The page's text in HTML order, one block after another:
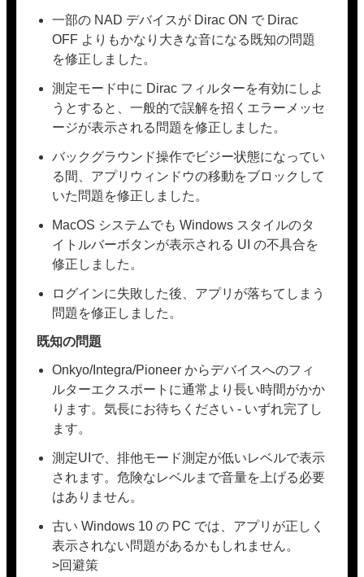
一部の NAD デバイスが Dirac ON で Dirac
OFF よりもかなり大きな音になる既知の問題
を修正しました。
測定モード中に Dirac フィルターを有効にしよ
うとすると、一般的で誤解を招くエラーメッセ
ージが表示される問題を修正しました。
バックグラウンド操作でビジー状態になってい
る間、アプリウィンドウの移動をブロックして
いた問題を修正しました。
MacOS システムでも Windows スタイルのタ
イトルバーボタンが表示される UI の不具合を
修正しました。
ログインに失敗した後、アプリが落ちてしまう
問題を修正しました。
既知の問題
Onkyo/Integra/Pioneer からデバイスへのフィ
ルターエクスポートに通常より長い時間がかか
ります。気長にお待ちください - いずれ完了し
ます。
測定UIで、排他モード測定が低いレベルで表示
されます。危険なレベルまで音量を上げる必要
はありません。
古い Windows 10 の PC では、アプリが正しく
表示されない問題があるかもしれません。
>回避策